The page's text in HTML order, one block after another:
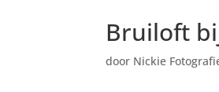
Bruiloft
door Nickie